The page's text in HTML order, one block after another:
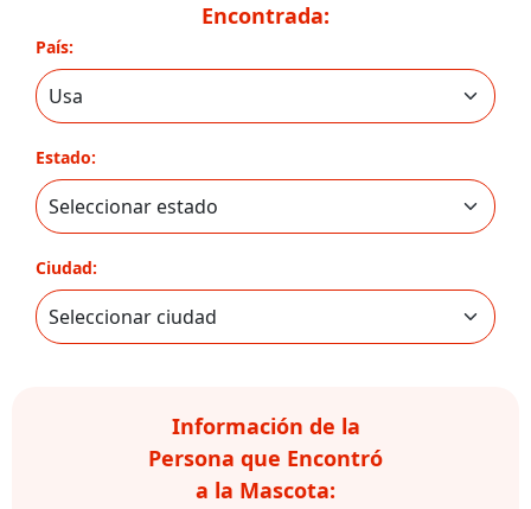
Encontrada:
País:
Estado:
Ciudad:
Información de la
Persona que Encontró
a la Mascota: